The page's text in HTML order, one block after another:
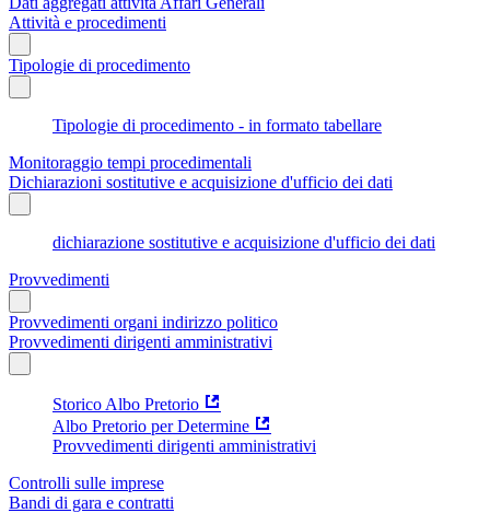
Attività e procedimenti
Tipologie di procedimento
Tipologie di procedimento - in formato tabellare
Monitoraggio tempi procedimentali
Dichiarazioni sostitutive e acquisizione d'ufficio dei dati
dichiarazione sostitutive e acquisizione d'ufficio dei dati
Provvedimenti
Provvedimenti organi indirizzo politico
Provvedimenti dirigenti amministrativi
Storico Albo Pretorio
Albo Pretorio per Determine
Provvedimenti dirigenti amministrativi
Controlli sulle imprese
Bandi di gara e contratti